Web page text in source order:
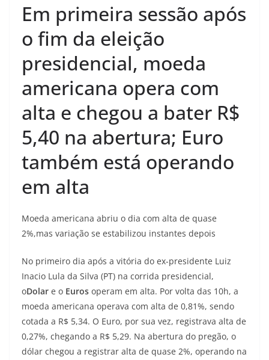
Em primeira sessão após
o fim da eleição
presidencial, moeda
americana opera com
alta e chegou a bater R$
5,40 na abertura; Euro
também está operando
em alta
Moeda americana abriu o dia com alta de quase
2%,mas variação se estabilizou instantes depois
No primeiro dia após a vitória do ex-presidente Luiz
Inacio Lula da Silva (PT) na corrida presidencial,
oDolar e o Euros operam em alta. Por volta das 10h, a
moeda americana operava com alta de 0,81%, sendo
cotada a R$ 5,34. O Euro, por sua vez, registrava alta de
0,27%, chegando a R$ 5,29. Na abertura do pregão, o
dólar chegou a registrar alta de quase 2%, operando na